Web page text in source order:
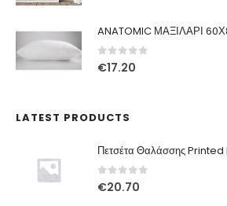
ANATOMIC ΜΑΞΙΛΑΡΙ
0out of 5
€17.20
LATEST PRODUCTS
Πετσέτα Θαλάσσης Printed
0out of 5
€20.70